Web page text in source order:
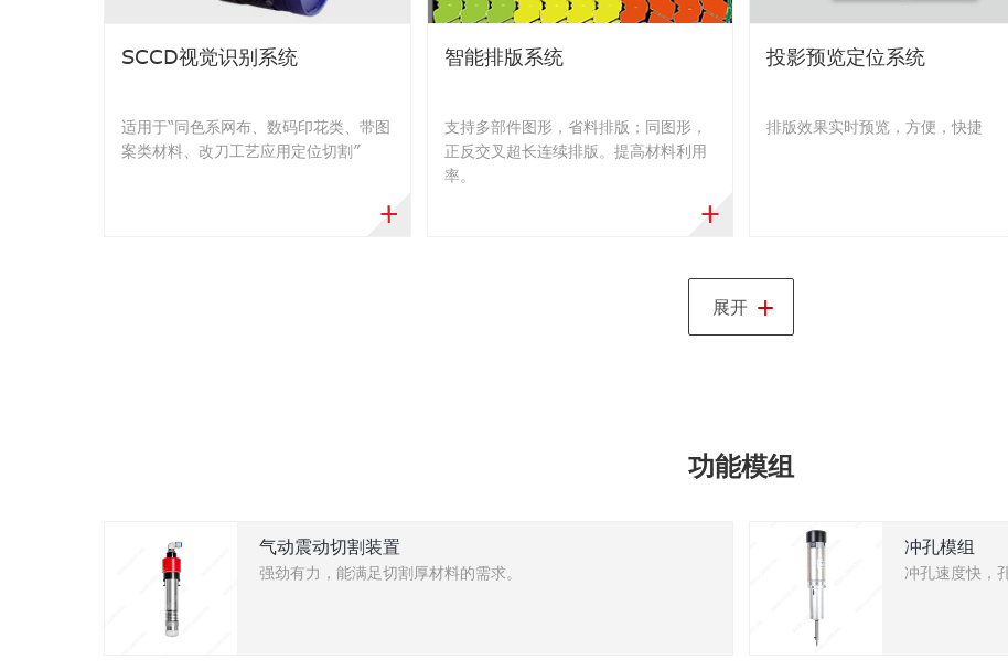
SCCD视觉识别系统
适用于“同色系网布、数码印花类、带图
案类材料、改刀工艺应用定位切割”
智能排版系统
支持多部件图形，省料排版；同图形，
正反交叉超长连续排版。提高材料利用
率。
投影预览定位系统
排版效果实时预览，方便，快捷
展开 +
功能模组
气动震动切割装置
强劲有力，能满足切割厚材料的需求。
冲孔模组
冲孔速度快，